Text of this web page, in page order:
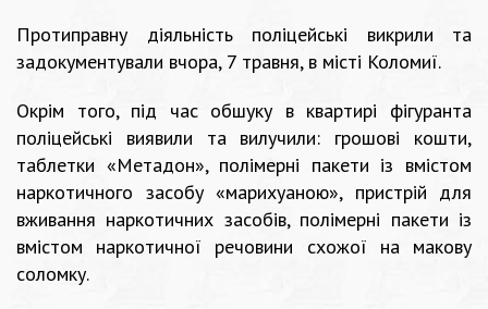
Протиправну діяльність поліцейські викрили та
задокументували вчора, 7 травня, в місті Коломиї.
Окрім того, під час обшуку в квартирі фігуранта
поліцейські виявили та вилучили: грошові кошти,
таблетки «Метадон», полімерні пакети із вмістом
наркотичного засобу «марихуаною», пристрій для
вживання наркотичних засобів, полімерні пакети із
вмістом наркотичної речовини схожої на макову
соломку.